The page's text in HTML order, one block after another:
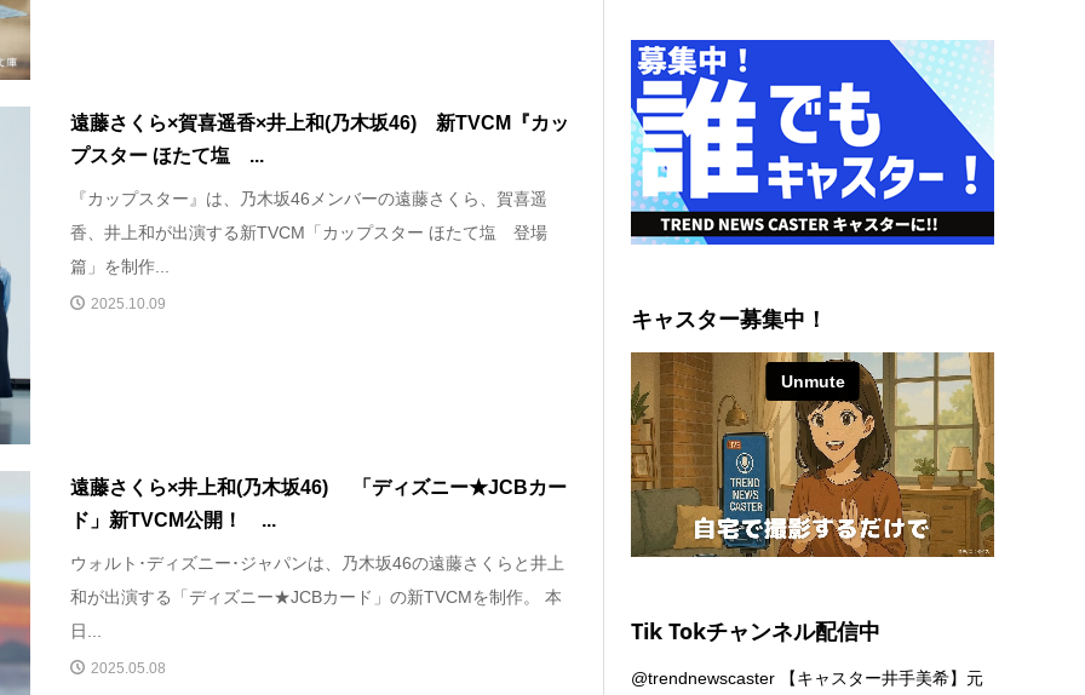
遠藤さくら×賀喜遥香×井上和(乃木坂46) 新TVCM『カッ
プスター ほたて塩 ...
『カップスター』は、乃木坂46メンバーの遠藤さくら、賀喜遥
香、井上和が出演する新TVCM「カップスター ほたて塩 登場
篇」を制作...
2025.10.09
遠藤さくら×井上和(乃木坂46) 「ディズニー★JCBカー
ド」新TVCM公開！ ...
ウォルト･ディズニー･ジャパンは、乃木坂46の遠藤さくらと井上
和が出演する「ディズニー★JCBカード」の新TVCMを制作。 本
日...
2025.05.08
キャスター募集中！
Tik Tokチャンネル配信中
@trendnewscaster 【キャスター井手美希】元